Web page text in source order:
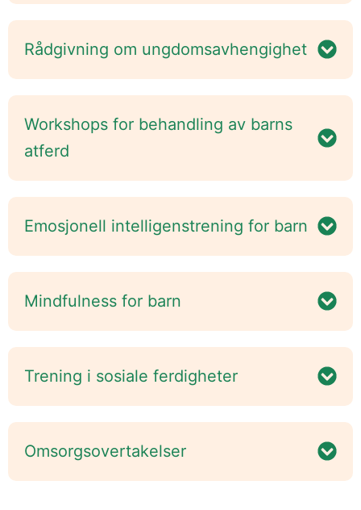
Rådgivning om ungdomsavhengighet
Workshops for behandling av barns
atferd
Emosjonell intelligenstrening for barn
Mindfulness for barn
Trening i sosiale ferdigheter
Omsorgsovertakelser